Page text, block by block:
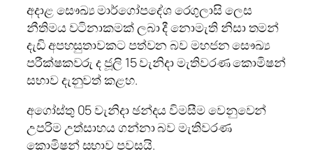
අදාළ සෞඛ්‍ය මාර්ගෝපදේශ රෙගුලාසි ලෙස
නීතිමය වටිනාකමක් ලබා දී නොමැති නිසා තමන්
දැඩි අපහසුතාවකට පත්වන බව මහජන සෞඛ්‍ය
පරීක්ෂකවරු ද ජූලි 15 වැනිදා මැතිවරණ කොමිෂන්
සභාව දැනුවත් කළහ.
අගෝස්තු 05 වැනිදා ඡන්දය විමසීම වෙනුවෙන්
උපරිම උත්සාහය ගන්නා බව මැතිවරණ
කොමිෂන් සභාව පවසයි.